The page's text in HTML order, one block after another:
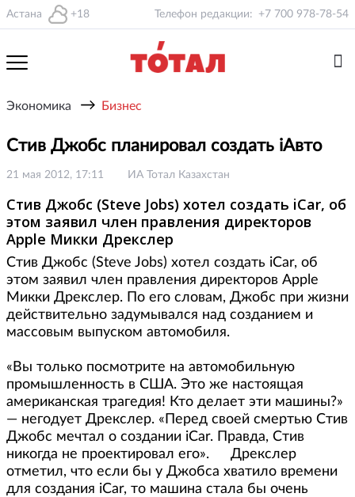
Астана +18 Телефон редакции: +7 700 978-78-54
Экономика → Бизнес
Стив Джобс планировал создать iАвто
21 мая 2012, 17:11 ИА Тотал Казахстан
Стив Джобс (Steve Jobs) хотел создать iCar, об
этом заявил член правления директоров
Apple Микки Дрекслер
Стив Джобс (Steve Jobs) хотел создать iCar, об
этом заявил член правления директоров Apple
Микки Дрекслер. По его словам, Джобс при жизни
действительно задумывался над созданием и
массовым выпуском автомобиля.
«Вы только посмотрите на автомобильную
промышленность в США. Это же настоящая
американская трагедия! Кто делает эти машины?»
— негодует Дрекслер. «Перед своей смертью Стив
Джобс мечтал о создании iCar. Правда, Стив
никогда не проектировал его». Дрекслер
отметил, что если бы у Джобса хватило времени
для создания iCar, то машина стала бы очень